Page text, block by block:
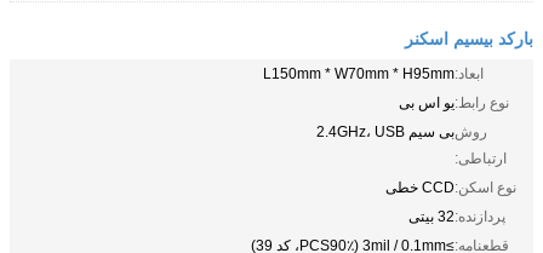
بارکد بیسیم اسکنر
ابعاد:L150mm * W70mm * H95mm
نوع رابط:یو اس بی
روش
ارتباطی:
بی سیم 2.4GHz، USB
نوع اسکن:CCD خطی
پردازنده:32 بیتی
قطعنامه:≥3mil / 0.1mm (PCS90٪، کد 39)